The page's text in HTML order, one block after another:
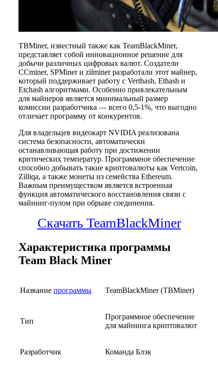
TBMiner, известный также как TeamBlackMiner,
представляет собой инновационное решение для
добычи различных цифровых валют. Создатели
CCminer, SPMiner и zilminer разработали этот майнер,
который поддерживает работу с Verthash, Ethash и
Etchash алгоритмами. Особенно привлекательным
для майнеров является минимальный размер
комиссии разработчика — всего 0,5-1%, что выгодно
отличает программу от конкурентов.
Для владельцев видеокарт NVIDIA реализована
система безопасности, автоматически
останавливающая работу при достижении
критических температур. Программное обеспечение
способно добывать такие криптовалюты как Vertcoin,
Zilliqa, а также монеты из семейства Ethereum.
Важным преимуществом является встроенная
функция автоматического восстановления связи с
майнинг-пулом при обрыве соединения.
Скачать TeamBlackMiner
Характеристика программы
Team Black Miner
Название программы TeamBlackMiner (TBMiner)
Тип
Программное обеспечение
для майнинга криптовалют
Разработчик Команда Блэк